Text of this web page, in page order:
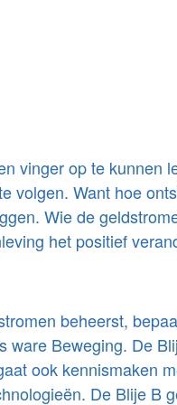
vinger op te kunnen
volgen. Want hoe
Wie de
het positief
beheerst,
Beweging. De
ook kennismaken
De Blije B